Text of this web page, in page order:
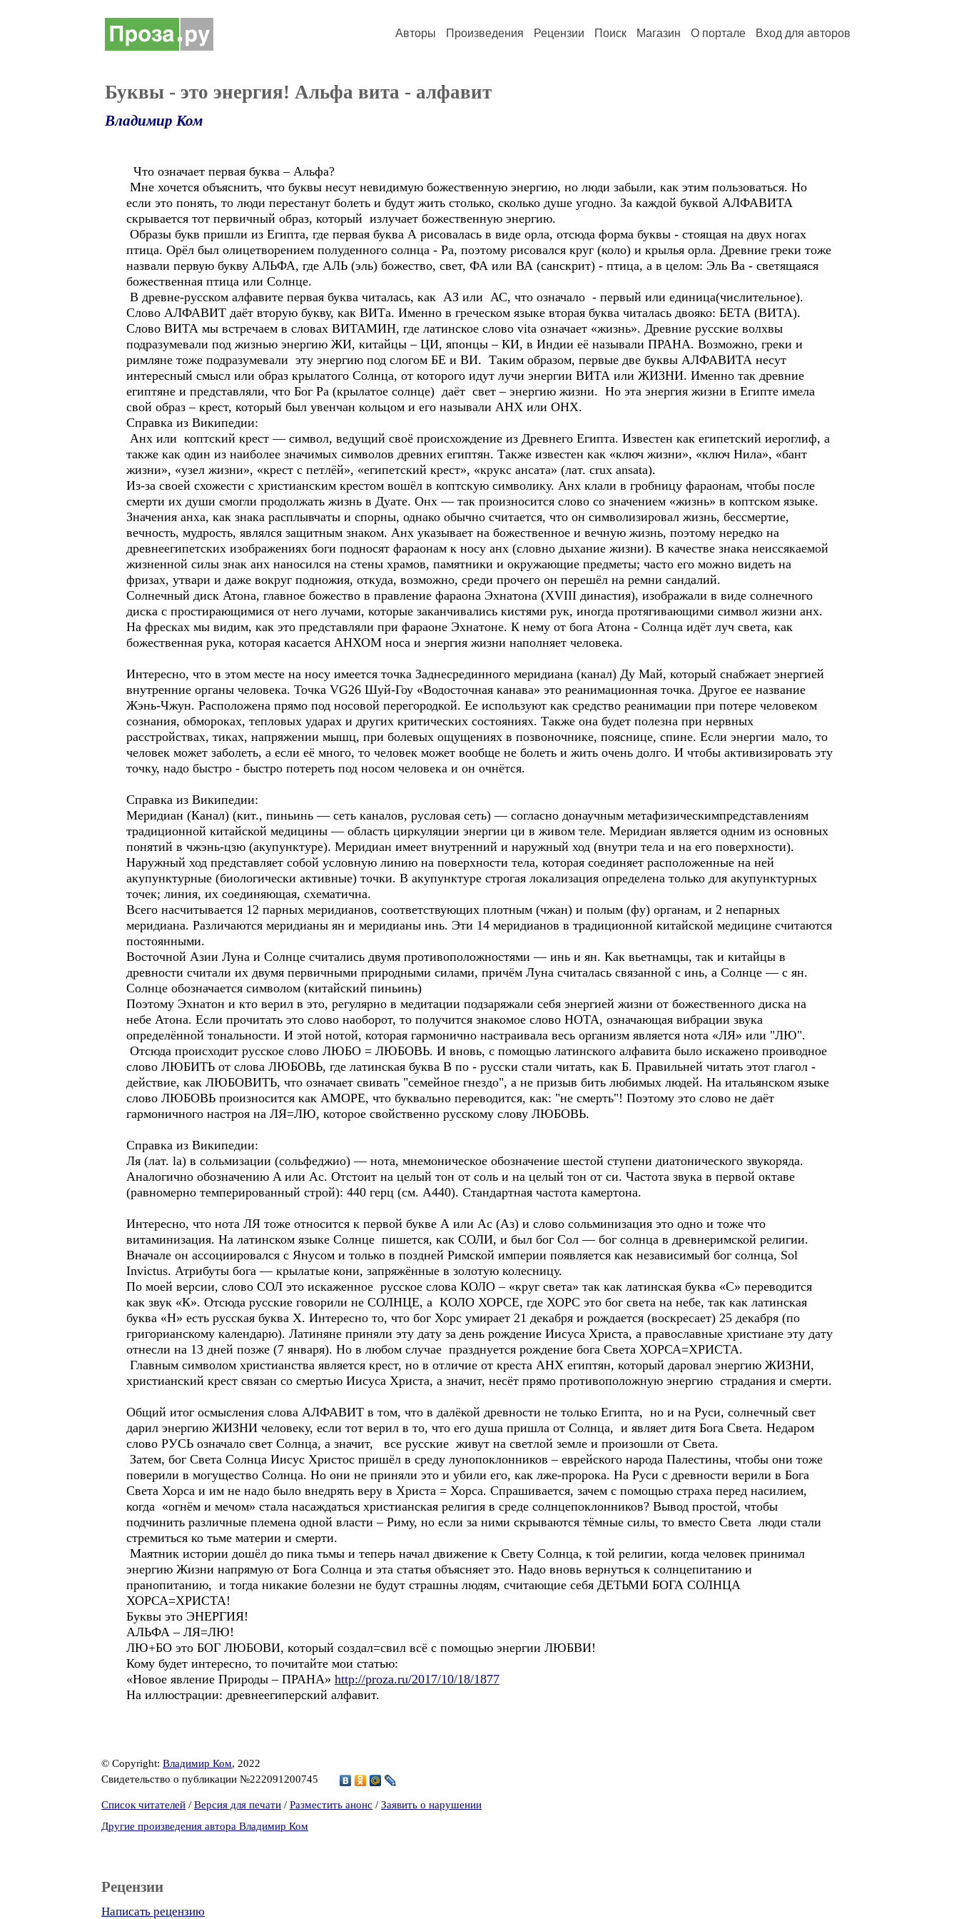
Авторы Произведения Рецензии Поиск Магазин О портале Вход для авторов
Буквы - это энергия! Альфа вита - алфавит
Владимир Ком
Что означает первая буква – Альфа?
Мне хочется объяснить, что буквы несут невидимую божественную энергию, но люди забыли, как этим пользоваться. Но
если это понять, то люди перестанут болеть и будут жить столько, сколько душе угодно. За каждой буквой АЛФАВИТА
скрывается тот первичный образ, который излучает божественную энергию.
Образы букв пришли из Египта, где первая буква А рисовалась в виде орла, отсюда форма буквы - стоящая на двух ногах
птица. Орёл был олицетворением полуденного солнца - Ра, поэтому рисовался круг (коло) и крылья орла. Древние греки тоже
назвали первую букву АЛЬФА, где АЛЬ (эль) божество, свет, ФА или ВА (санскрит) - птица, а в целом: Эль Ва - светящаяся
божественная птица или Солнце.
В древне-русском алфавите первая буква читалась, как АЗ или АС, что означало - первый или единица(числительное).
Слово АЛФАВИТ даёт вторую букву, как ВИТа. Именно в греческом языке вторая буква читалась двояко: БЕТА (ВИТА).
Слово ВИТА мы встречаем в словах ВИТАМИН, где латинское слово vita означает «жизнь». Древние русские волхвы
подразумевали под жизнью энергию ЖИ, китайцы – ЦИ, японцы – КИ, в Индии её называли ПРАНА. Возможно, греки и
римляне тоже подразумевали эту энергию под слогом БЕ и ВИ. Таким образом, первые две буквы АЛФАВИТА несут
интересный смысл или образ крылатого Солнца, от которого идут лучи энергии ВИТА или ЖИЗНИ. Именно так древние
египтяне и представляли, что Бог Ра (крылатое солнце) даёт свет – энергию жизни. Но эта энергия жизни в Египте имела
свой образ – крест, который был увенчан кольцом и его называли АНХ или ОНХ.
Справка из Википедии:
Анх или коптский крест — символ, ведущий своё происхождение из Древнего Египта. Известен как египетский иероглиф, а
также как один из наиболее значимых символов древних египтян. Также известен как «ключ жизни», «ключ Нила», «бант
жизни», «узел жизни», «крест с петлёй», «египетский крест», «крукс ансата» (лат. crux ansata).
Из-за своей схожести с христианским крестом вошёл в коптскую символику. Анх клали в гробницу фараонам, чтобы после
смерти их души смогли продолжать жизнь в Дуате. Онх — так произносится слово со значением «жизнь» в коптском языке.
Значения анха, как знака расплывчаты и спорны, однако обычно считается, что он символизировал жизнь, бессмертие,
вечность, мудрость, являлся защитным знаком. Анх указывает на божественное и вечную жизнь, поэтому нередко на
древнеегипетских изображениях боги подносят фараонам к носу анх (словно дыхание жизни). В качестве знака неиссякаемой
жизненной силы знак анх наносился на стены храмов, памятники и окружающие предметы; часто его можно видеть на
фризах, утвари и даже вокруг подножия, откуда, возможно, среди прочего он перешёл на ремни сандалий.
Солнечный диск Атона, главное божество в правление фараона Эхнатона (XVIII династия), изображали в виде солнечного
диска с простирающимися от него лучами, которые заканчивались кистями рук, иногда протягивающими символ жизни анх.
На фресках мы видим, как это представляли при фараоне Эхнатоне. К нему от бога Атона - Солнца идёт луч света, как
божественная рука, которая касается АНХОМ носа и энергия жизни наполняет человека.
Интересно, что в этом месте на носу имеется точка Заднесрединного меридиана (канал) Ду Май, который снабжает энергией
внутренние органы человека. Точка VG26 Шуй-Гоу «Водосточная канава» это реанимационная точка. Другое ее название
Жэнь-Чжун. Расположена прямо под носовой перегородкой. Ее используют как средство реанимации при потере человеком
сознания, обмороках, тепловых ударах и других критических состояниях. Также она будет полезна при нервных
расстройствах, тиках, напряжении мышц, при болевых ощущениях в позвоночнике, пояснице, спине. Если энергии мало, то
человек может заболеть, а если её много, то человек может вообще не болеть и жить очень долго. И чтобы активизировать эту
точку, надо быстро - быстро потереть под носом человека и он очнётся.
Справка из Википедии:
Меридиан (Канал) (кит., пиньинь — сеть каналов, русловая сеть) — согласно донаучным метафизическимпредставлениям
традиционной китайской медицины — область циркуляции энергии ци в живом теле. Меридиан является одним из основных
понятий в чжэнь-цзю (акупунктуре). Меридиан имеет внутренний и наружный ход (внутри тела и на его поверхности).
Наружный ход представляет собой условную линию на поверхности тела, которая соединяет расположенные на ней
акупунктурные (биологически активные) точки. В акупунктуре строгая локализация определена только для акупунктурных
точек; линия, их соединяющая, схематична.
Всего насчитывается 12 парных меридианов, соответствующих плотным (чжан) и полым (фу) органам, и 2 непарных
меридиана. Различаются меридианы ян и меридианы инь. Эти 14 меридианов в традиционной китайской медицине считаются
постоянными.
Восточной Азии Луна и Солнце считались двумя противоположностями — инь и ян. Как вьетнамцы, так и китайцы в
древности считали их двумя первичными природными силами, причём Луна считалась связанной с инь, а Солнце — с ян.
Солнце обозначается символом (китайский пиньинь)
Поэтому Эхнатон и кто верил в это, регулярно в медитации подзаряжали себя энергией жизни от божественного диска на
небе Атона. Если прочитать это слово наоборот, то получится знакомое слово НОТА, означающая вибрации звука
определённой тональности. И этой нотой, которая гармонично настраивала весь организм является нота «ЛЯ» или "ЛЮ".
Отсюда происходит русское слово ЛЮБО = ЛЮБОВЬ. И вновь, с помощью латинского алфавита было искажено проиводное
слово ЛЮБИТЬ от слова ЛЮБОВЬ, где латинская буква В по - русски стали читать, как Б. Правильней читать этот глагол -
действие, как ЛЮБОВИТЬ, что означает свивать "семейное гнездо", а не призыв бить любимых людей. На итальянском языке
слово ЛЮБОВЬ произносится как АМОРЕ, что буквально переводится, как: "не смерть"! Поэтому это слово не даёт
гармоничного настроя на ЛЯ=ЛЮ, которое свойственно русскому слову ЛЮБОВЬ.
Справка из Википедии:
Ля (лат. la) в сольмизации (сольфеджио) — нота, мнемоническое обозначение шестой ступени диатонического звукоряда.
Аналогично обозначению A или Ас. Отстоит на целый тон от соль и на целый тон от си. Частота звука в первой октаве
(равномерно темперированный строй): 440 герц (см. A440). Стандартная частота камертона.
Интересно, что нота ЛЯ тоже относится к первой букве А или Ас (Аз) и слово сольминизация это одно и тоже что
витаминизация. На латинском языке Солнце пишется, как СОЛИ, и был бог Сол — бог солнца в древнеримской религии.
Вначале он ассоциировался с Янусом и только в поздней Римской империи появляется как независимый бог солнца, Sol
Invictus. Атрибуты бога — крылатые кони, запряжённые в золотую колесницу.
По моей версии, слово СОЛ это искаженное русское слова КОЛО – «круг света» так как латинская буква «С» переводится
как звук «К». Отсюда русские говорили не СОЛНЦЕ, а КОЛО ХОРСЕ, где ХОРС это бог света на небе, так как латинская
буква «Н» есть русская буква Х. Интересно то, что бог Хорс умирает 21 декабря и рождается (воскресает) 25 декабря (по
григорианскому календарю). Латиняне приняли эту дату за день рождение Иисуса Христа, а православные христиане эту дату
отнесли на 13 дней позже (7 января). Но в любом случае празднуется рождение бога Света ХОРСА=ХРИСТА.
Главным символом христианства является крест, но в отличие от креста АНХ египтян, который даровал энергию ЖИЗНИ,
христианский крест связан со смертью Иисуса Христа, а значит, несёт прямо противоположную энергию страдания и смерти.
Общий итог осмысления слова АЛФАВИТ в том, что в далёкой древности не только Египта, но и на Руси, солнечный свет
дарил энергию ЖИЗНИ человеку, если тот верил в то, что его душа пришла от Солнца, и являет дитя Бога Света. Недаром
слово РУСЬ означало свет Солнца, а значит, все русские живут на светлой земле и произошли от Света.
Затем, бог Света Солнца Иисус Христос пришёл в среду лунопоклонников – еврейского народа Палестины, чтобы они тоже
поверили в могущество Солнца. Но они не приняли это и убили его, как лже-пророка. На Руси с древности верили в Бога
Света Хорса и им не надо было внедрять веру в Христа = Хорса. Спрашивается, зачем с помощью страха перед насилием,
когда «огнём и мечом» стала насаждаться христианская религия в среде солнцепоклонников? Вывод простой, чтобы
подчинить различные племена одной власти – Риму, но если за ними скрываются тёмные силы, то вместо Света люди стали
стремиться ко тьме материи и смерти.
Маятник истории дошёл до пика тьмы и теперь начал движение к Свету Солнца, к той религии, когда человек принимал
энергию Жизни напрямую от Бога Солнца и эта статья объясняет это. Надо вновь вернуться к солнцепитанию и
пранопитанию, и тогда никакие болезни не будут страшны людям, считающие себя ДЕТЬМИ БОГА СОЛНЦА
ХОРСА=ХРИСТА!
Буквы это ЭНЕРГИЯ!
АЛЬФА – ЛЯ=ЛЮ!
ЛЮ+БО это БОГ ЛЮБОВИ, который создал=свил всё с помощью энергии ЛЮБВИ!
Кому будет интересно, то почитайте мои статью:
«Новое явление Природы – ПРАНА» http://proza.ru/2017/10/18/1877
На иллюстрации: древнеегиперский алфавит.
© Copyright: Владимир Ком, 2022
Свидетельство о публикации №222091200745
Список читателей / Версия для печати / Разместить анонс / Заявить о нарушении
Другие произведения автора Владимир Ком
Рецензии
Написать рецензию